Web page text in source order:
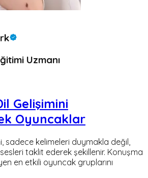
Uzmanı
Gelişimini
Oyuncaklar
sadece kelimeleri duymakla değil,
taklit ederek şekillenir. Konuşma
en etkili oyuncak gruplarını